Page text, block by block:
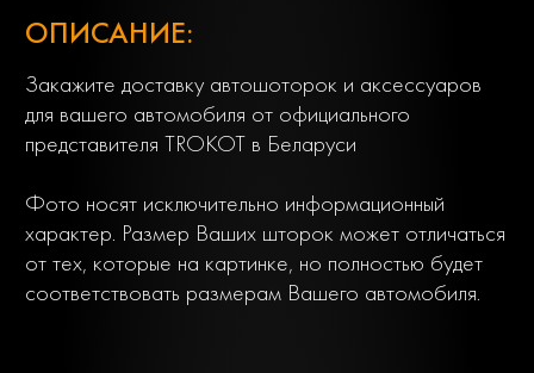
ОПИСАНИЕ:
Закажите доставку автошоторок и аксессуаров
для вашего автомобиля от официального
представителя TROKOT в Беларуси
Фото носят исключительно информационный
характер. Размер Ваших шторок может отличаться
от тех, которые на картинке, но полностью будет
соответствовать размерам Вашего автомобиля.